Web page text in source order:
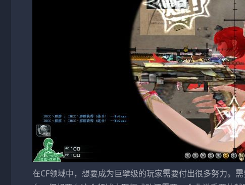
在CF领域中，想要成为巨擘级的玩家需要付出很多努力。